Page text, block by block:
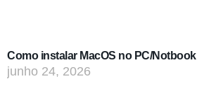
Como instalar MacOS no PC/Notbook
junho 24, 2026